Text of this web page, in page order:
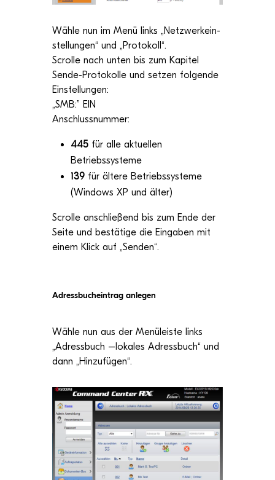
Wähle nun im Menü links „Netz­werk­ein­
stel­lun­gen“ und „Pro­to­koll“.
Scrolle nach unten bis zum Kapi­tel
Sende-Pro­to­kolle und set­zen fol­gende
Ein­stel­lun­gen:
„SMB:” EIN
Anschluss­num­mer:
445für alle aktu­el­len
Betriebssysteme
139für ältere Betriebs­sys­teme
(Win­dows XP und älter)
Scrolle anschlie­ßend bis zum Ende der
Seite und bestä­tige die Ein­ga­ben mit
einem Klick auf „Sen­den“.
Adress­buch­ein­trag anlegen
Wähle nun aus der Menü­leiste links
„Adress­buch – loka­les Adress­buch“ und
dann „Hin­zu­fü­gen“.